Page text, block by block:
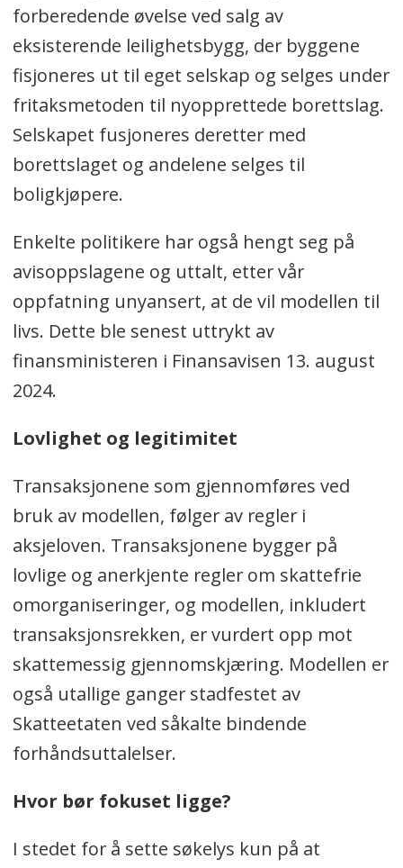
forberedende øvelse ved salg av
eksisterende leilighetsbygg, der byggene
fisjoneres ut til eget selskap og selges under
fritaksmetoden til nyopprettede borettslag.
Selskapet fusjoneres deretter med
borettslaget og andelene selges til
boligkjøpere.
Enkelte politikere har også hengt seg på
avisoppslagene og uttalt, etter vår
oppfatning unyansert, at de vil modellen til
livs. Dette ble senest uttrykt av
finansministeren i Finansavisen 13. august
2024.
Lovlighet og legitimitet
Transaksjonene som gjennomføres ved
bruk av modellen, følger av regler i
aksjeloven. Transaksjonene bygger på
lovlige og anerkjente regler om skattefrie
omorganiseringer, og modellen, inkludert
transaksjonsrekken, er vurdert opp mot
skattemessig gjennomskjæring. Modellen er
også utallige ganger stadfestet av
Skatteetaten ved såkalte bindende
forhåndsuttalelser.
Hvor bør fokuset ligge?
I stedet for å sette søkelys kun på at